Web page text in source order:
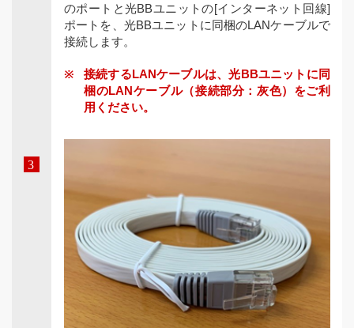
のポートと光BBユニットの[インターネット回線]
ポートを、光BBユニットに同梱のLANケーブルで
接続します。
接続するLANケーブルは、光BBユニットに同
梱のLANケーブル（接続部分：灰色）をご利
用ください。